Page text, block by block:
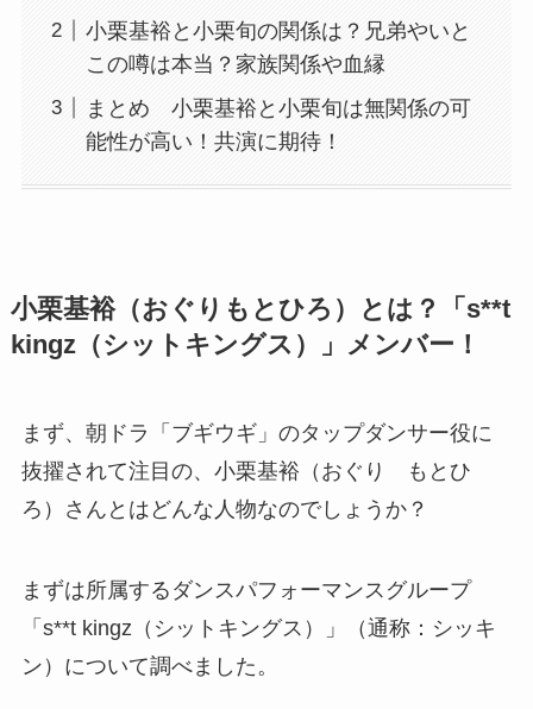
小栗基裕と小栗旬の関係は？兄弟やいと
この噂は本当？家族関係や血縁
まとめ 小栗基裕と小栗旬は無関係の可
能性が高い！共演に期待！
小栗基裕（おぐりもとひろ）とは？「s**t
kingz（シットキングス）」メンバー！
まず、朝ドラ「ブギウギ」のタップダンサー役に
抜擢されて注目の、小栗基裕（おぐり もとひ
ろ）さんとはどんな人物なのでしょうか？
まずは所属するダンスパフォーマンスグループ
「s**t kingz（シットキングス）」（通称：シッキ
ン）について調べました。